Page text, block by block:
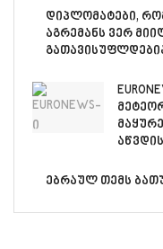
დიპლომატები,
აგრემანს ვერ
აწვდის
ებრაულ თემს